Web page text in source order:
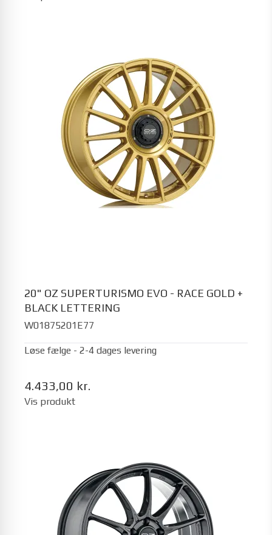
20" OZ SUPERTURISMO EVO - RACE GOLD +
BLACK LETTERING
W01875201E77
Løse fælge - 2-4 dages levering
4.433,00 kr.
Vis produkt